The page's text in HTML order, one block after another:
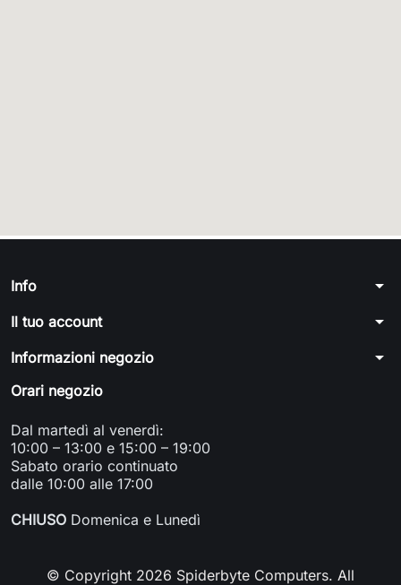
Info arrow_drop_down
Il tuo account arrow_drop_down
Informazioni negozio arrow_drop_down
Orari negozio
Dal martedì al venerdì:
10:00 – 13:00 e 15:00 – 19:00
Sabato orario continuato
dalle 10:00 alle 17:00
CHIUSO Domenica e Lunedì
© Copyright 2026 Spiderbyte Computers. All